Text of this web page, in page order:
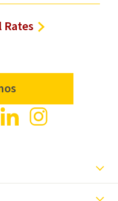
Yelp LinkedIn